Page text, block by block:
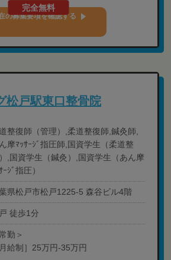
完全無料
の募集要項を確認する
松戸駅東口整骨院
整復師（管理）,柔道整復師,鍼灸師,
摩ﾏｯｻｰｼﾞ指圧師,国資学生（柔道整
,国資学生（鍼灸）,国資学生（あん摩
ｰｼﾞ指圧）
県松戸市松戸1225-5 森谷ビル4階
徒歩1分
勤＞
月給制］25万円-35万円